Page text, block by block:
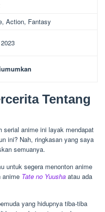
Action, Fantasy
Tentang
serial anime ini layak mendapat
ini? Nah, ringkasan yang saya
semuanya.
untuk segera menonton anime
anime Tate no Yuusha atau ada
yang hidupnya tiba-tiba